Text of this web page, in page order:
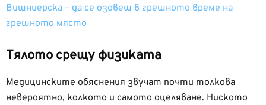
Вишниерска – да се озовеш в грешното време на
грешното място
Тялото срещу физиката
Медицинските обяснения звучат почти толкова
невероятно, колкото и самото оцеляване. Ниското